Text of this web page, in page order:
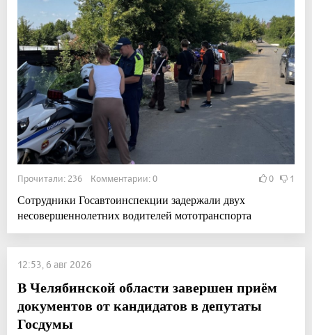
Прочитали: 236 Комментарии: 0 0 1
Сотрудники Госавтоинспекции задержали двух
несовершеннолетних водителей мототранспорта
12:53, 6 авг 2026
В Челябинской области завершен приём
документов от кандидатов в депутаты
Госдумы